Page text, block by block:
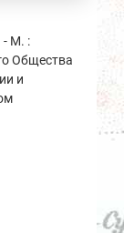
- М. :
Общества
и